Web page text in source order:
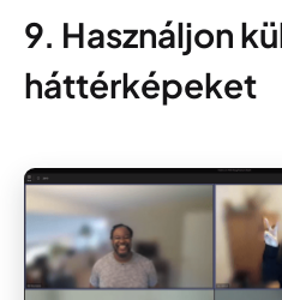
9. Használjon
háttérképeket